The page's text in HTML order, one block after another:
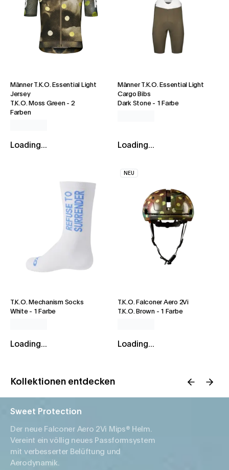
Männer T.K.O. Essential Light
Jersey
T.K.O. Moss Green- 2
Farben
Loading...
Männer T.K.O. Essential Light
Cargo Bibs
Dark Stone- 1 Farbe
Loading...
T.K.O. Mechanism Socks
White- 1 Farbe
Loading...
NEU
T.K.O. Falconer Aero 2Vi
T.K.O. Brown- 1 Farbe
Loading...
Kollektionen entdecken
Sweet Protection
Der neue Falconer Aero 2Vi Mips® Helm.
Vereint ein völlig neues Passformsystem
mit verbesserter Belüftung und
Aerodynamik.